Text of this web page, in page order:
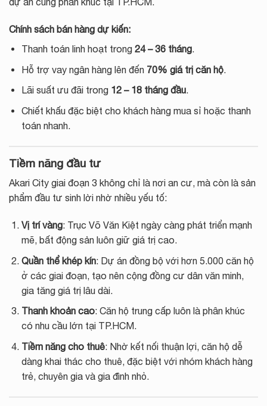
Chính sách bán hàng dự kiến:
Thanh toán linh hoạt trong 24 – 36 tháng.
Hỗ trợ vay ngân hàng lên đến 70% giá trị căn hộ.
Lãi suất ưu đãi trong 12 – 18 tháng đầu.
Chiết khấu đặc biệt cho khách hàng mua sỉ hoặc thanh
toán nhanh.
Tiềm năng đầu tư
Akari City giai đoạn 3 không chỉ là nơi an cư, mà còn là sản
phẩm đầu tư sinh lời nhờ nhiều yếu tố:
Vị trí vàng: Trục Võ Văn Kiệt ngày càng phát triển mạnh
mẽ, bất động sản luôn giữ giá trị cao.
Quần thể khép kín: Dự án đồng bộ với hơn 5.000 căn hộ
ở các giai đoạn, tạo nên cộng đồng cư dân văn minh,
gia tăng giá trị lâu dài.
Thanh khoản cao: Căn hộ trung cấp luôn là phân khúc
có nhu cầu lớn tại TP.HCM.
Tiềm năng cho thuê: Nhờ kết nối thuận lợi, căn hộ dễ
dàng khai thác cho thuê, đặc biệt với nhóm khách hàng
trẻ, chuyên gia và gia đình nhỏ.